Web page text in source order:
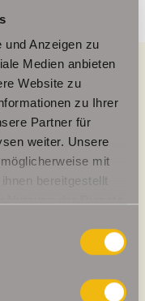
und Anzeigen zu
Medien anbieten
Website zu
zu Ihrer
Partner für
weiter. Unsere
mit
bereitgestellt